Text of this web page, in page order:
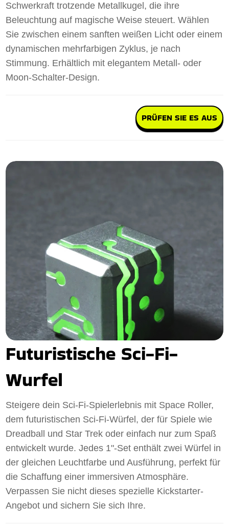
Schwerkraft trotzende Metallkugel, die ihre
Beleuchtung auf magische Weise steuert. Wählen
Sie zwischen einem sanften weißen Licht oder einem
dynamischen mehrfarbigen Zyklus, je nach
Stimmung. Erhältlich mit elegantem Metall- oder
Moon-Schalter-Design.
PRÜFEN SIE ES AUS
Futuristische Sci-Fi-
Wurfel
Steigere dein Sci-Fi-Spielerlebnis mit Space Roller,
dem futuristischen Sci-Fi-Würfel, der für Spiele wie
Dreadball und Star Trek oder einfach nur zum Spaß
entwickelt wurde. Jedes 1"-Set enthält zwei Würfel in
der gleichen Leuchtfarbe und Ausführung, perfekt für
die Schaffung einer immersiven Atmosphäre.
Verpassen Sie nicht dieses spezielle Kickstarter-
Angebot und sichern Sie sich Ihre.